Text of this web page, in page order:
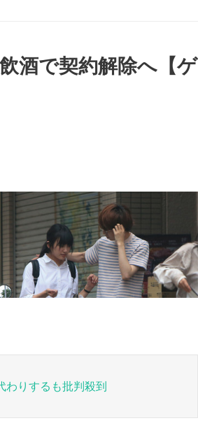
酒で契約解除へ【ゲ
わりするも批判殺到